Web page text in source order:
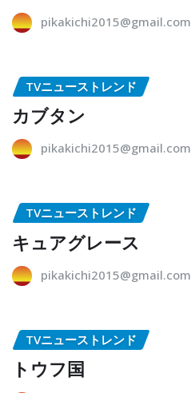
pikakichi2015@gmail.com
TVニューストレンド
カブタン
pikakichi2015@gmail.com
TVニューストレンド
キュアグレース
pikakichi2015@gmail.com
TVニューストレンド
トウフ国